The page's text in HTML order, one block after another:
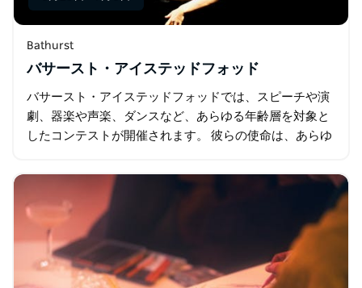
Bathurst
バサースト・アイステッドフォッド
バサースト・アイステッドフォッドでは、スピーチや演
劇、器楽や声楽、ダンスなど、あらゆる年齢層を対象と
したコンテストが開催されます。 彼らの使命は、あらゆ
進、促進し、舞台芸術に対する公共の関心を刺激し…